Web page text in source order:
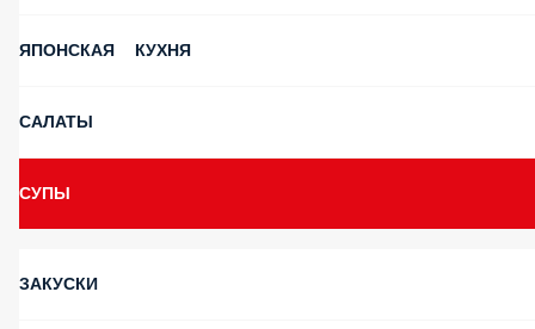
ЯПОНСКАЯ КУХНЯ
САЛАТЫ
СУПЫ
ЗАКУСКИ